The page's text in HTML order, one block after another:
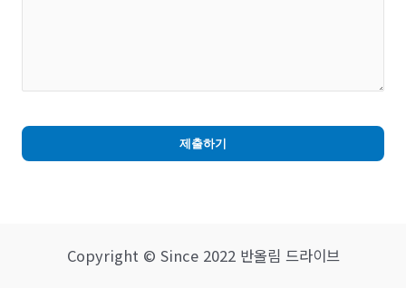
제출하기
Copyright © Since 2022 반올림 드라이브